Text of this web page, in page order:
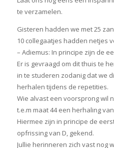
te verzamelen.
Gisteren hadden we met 25
10 collegaatjes hadden netjes
– Adiemus: In principe zijn de
Er is gevraagd om dit thuis te
in te studeren zodanig dat we
herhalen tijdens de repetities.
Wie alvast een voorsprong wil
t.e.m maat 44 een herhaling
Hiermee zijn in principe de
opfrissing van D, gekend.
Jullie herinneren zich vast nog